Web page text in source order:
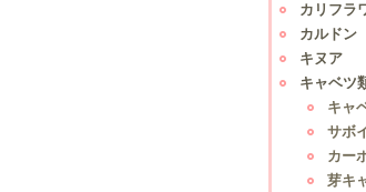
カリフラ
カルドン
キヌア
キャベツ
キャ
サボ
カー
芽キ